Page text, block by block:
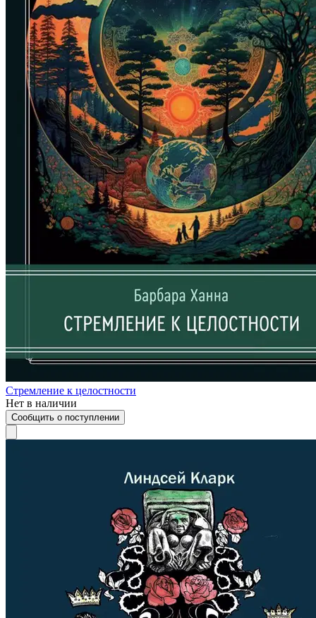
Стремление к целостности
Нет в наличии
Сообщить о поступлении